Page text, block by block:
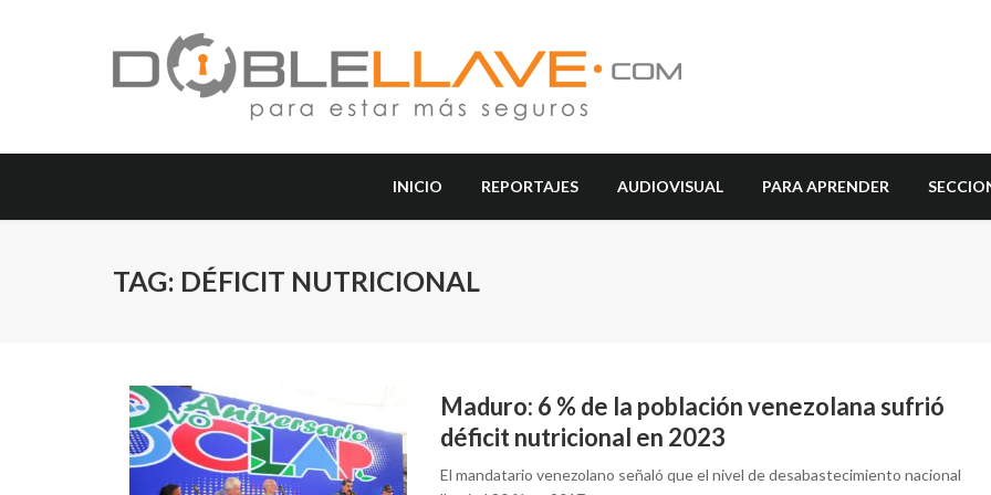
INICIO REPORTAJES AUDIOVISUAL PARA APRENDER
TAG: DÉFICIT NUTRICIONAL
Maduro: 6 % de la población venezolana sufrió
déficit nutricional en 2023
El mandatario venezolano señaló que el nivel de desabastecimiento nacional